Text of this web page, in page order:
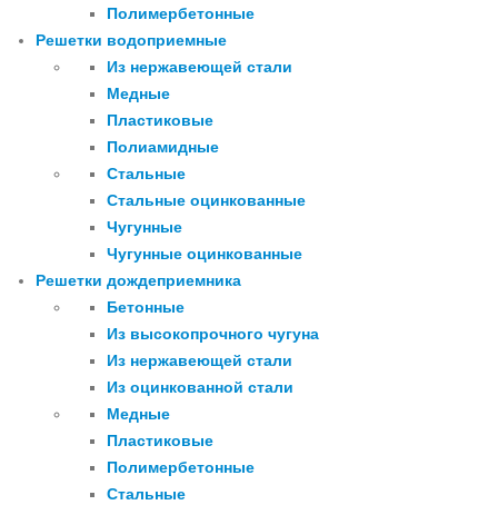
Полимербетонные
Решетки водоприемные
Из нержавеющей стали
Медные
Пластиковые
Полиамидные
Стальные
Стальные оцинкованные
Чугунные
Чугунные оцинкованные
Решетки дождеприемника
Бетонные
Из высокопрочного чугуна
Из нержавеющей стали
Из оцинкованной стали
Медные
Пластиковые
Полимербетонные
Стальные